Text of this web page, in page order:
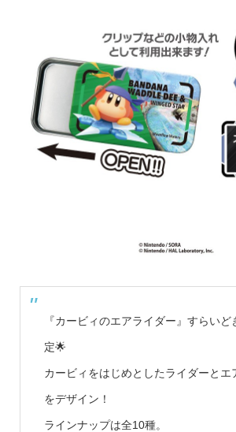
『カービィのエアライダー』すらい
定🌟
カービィをはじめとしたライダーとエ
をデザイン！
ラインナップは全10種。